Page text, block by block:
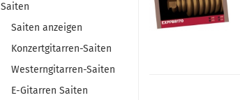
Saiten
Saiten anzeigen
Konzertgitarren-Saiten
Westerngitarren-Saiten
E-Gitarren Saiten